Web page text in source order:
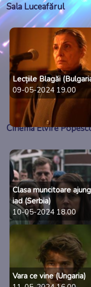
Sala Luceafărul
Lecțiile Blagăi
09-05-2024 19.00
Cinema Elvire
Clasa muncitoare
iad (Serbia)
10-05-2024 18.00
Vara ce vine (Ungaria)